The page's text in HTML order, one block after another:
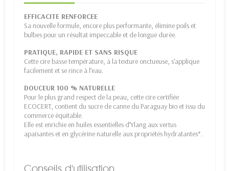
EFFICACITE RENFORCEE
Sa nouvelle formule, encore plus performante, élimine poils et
bulbes pour un résultat impeccable et de longue durée.
PRATIQUE, RAPIDE ET SANS RISQUE
Cette cire basse température, à la texture onctueuse, s’applique
facilement et se rince à l’eau.
DOUCEUR 100 % NATURELLE
Pour le plus grand respect de la peau, cette cire certifiée
ECOCERT, contient du sucre de canne du Paraguay bio et issu du
commerce équitable.
Elle est enrichie en huiles essentielles d’Ylang aux vertus
apaisantes et en glycérine naturelle aux propriétés hydratantes*.
Conseils d'utilisation